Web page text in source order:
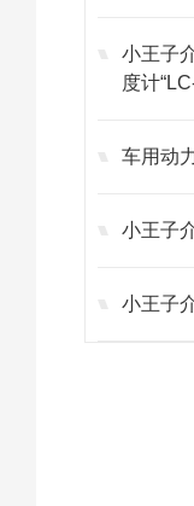
小王子
度计
车用动
小王子
小王子